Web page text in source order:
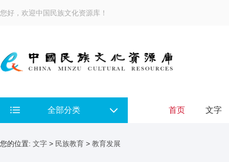
您好，欢迎中国民族文化资源库！
全部分类 首页 文字
您的位置: 文字 > 民族教育 > 教育发展